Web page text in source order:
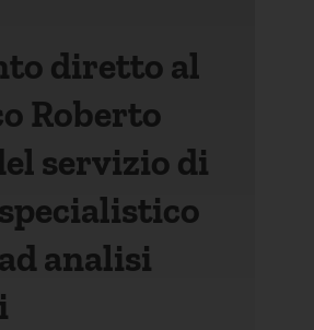
diretto al
Roberto
servizio di
analisi